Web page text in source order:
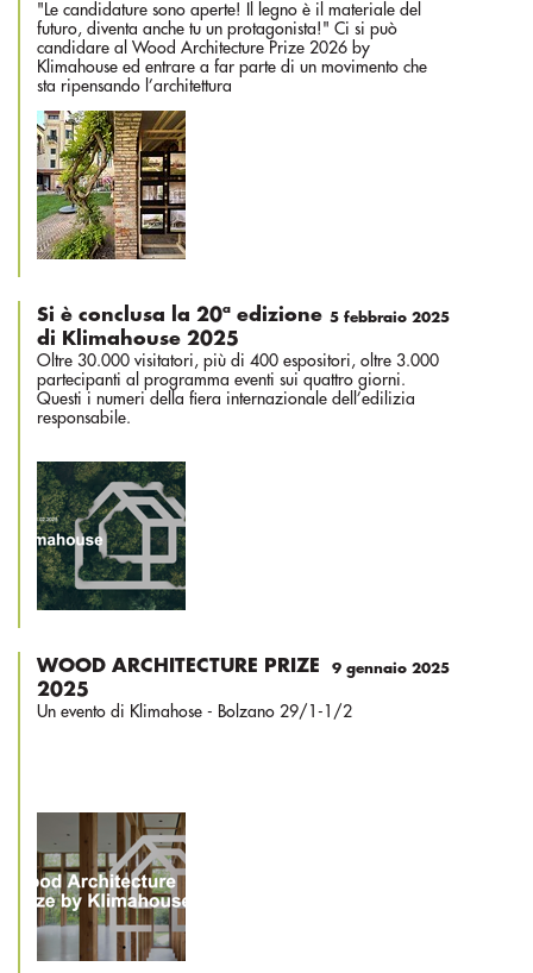
"Le candidature sono aperte! Il legno è il materiale del
futuro, diventa anche tu un protagonista!" Ci si può
candidare al Wood Architecture Prize 2026 by
Klimahouse ed entrare a far parte di un movimento che
sta ripensando l’architettura
5 febbraio 2025
Si è conclusa la 20ª edizione
di Klimahouse 2025
Oltre 30.000 visitatori, più di 400 espositori, oltre 3.000
partecipanti al programma eventi sui quattro giorni.
Questi i numeri della fiera internazionale dell’edilizia
responsabile.
9 gennaio 2025
WOOD ARCHITECTURE PRIZE
2025
Un evento di Klimahose - Bolzano 29/1-1/2